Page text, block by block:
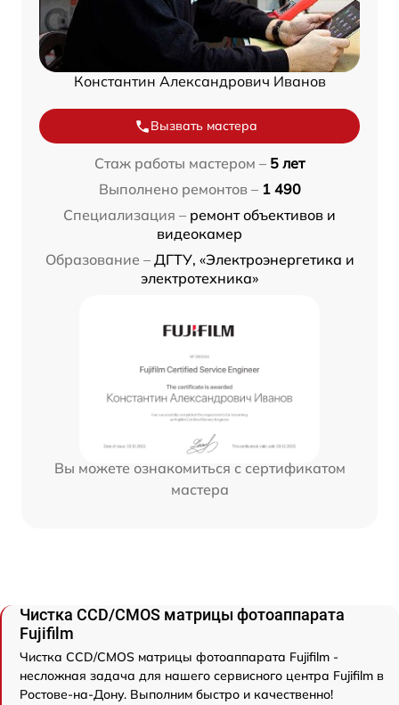
Константин Александрович Иванов
Вызвать мастера
Стаж работы мастером – 5 лет
Выполнено ремонтов – 1 490
Специализация – ремонт объективов и
видеокамер
Образование – ДГТУ, «Электроэнергетика и
электротехника»
Вы можете ознакомиться с сертификатом
мастера
Чистка CCD/CMOS матрицы фотоаппарата
Fujifilm
Чистка CCD/CMOS матрицы фотоаппарата Fujifilm -
несложная задача для нашего сервисного центра Fujifilm в
Ростове-на-Дону. Выполним быстро и качественно!